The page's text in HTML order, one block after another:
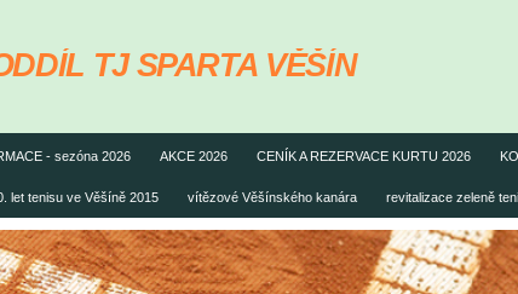
- sezóna 2026 AKCE 2026 CENÍK A REZERVACE KURTU 2026
let tenisu ve Věšíně 2015 vítězové Věšínského kanára revitalizace zeleně
TJ SPARTA VĚŠÍN